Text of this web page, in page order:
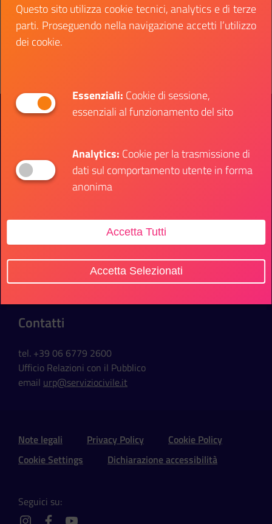
Data fine:
20 ottobre 2022
Il link ti porterà ad avere maggiori dettagli su:
Vai al bando
Presidenza del Consiglio dei Ministri
Contatti
Sede Ufficio
Via della Ferratella in Laterano, 51
00184 Roma - Italia
Contatti
tel. +39 06 6779 2600
Ufficio Relazioni con il Pubblico
email urp@serviziocivile.it
Sezione Link Utili e Social
Note legali Privacy Policy
Cookie Policy
Cookie Settings
Dichiarazione accessibilità
Seguici su:
Questo sito utilizza cookie tecnici, analytics e di terze
parti. Proseguendo nella navigazione accetti l’utilizzo
dei cookie.
Essenziali: Cookie di sessione,
essenziali al funzionamento del sito
Analytics: Cookie per la trasmissione di
dati sul comportamento utente in forma
anonima
Accetta Tutti
Accetta Selezionati